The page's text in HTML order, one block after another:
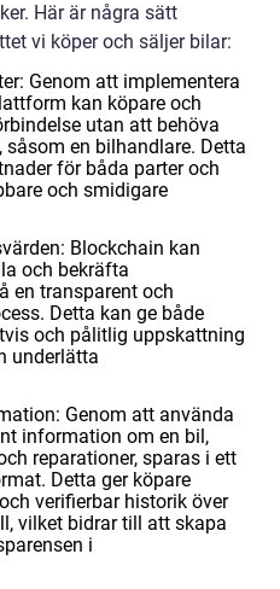
Här är några sätt
vi köper och säljer bilar:
Genom att implementera
kan köpare och
utan att behöva
en bilhandlare. Detta
för båda parter och
och smidigare
Blockchain kan
och bekräfta
en transparent och
Detta kan ge både
och pålitlig uppskattning
underlätta
Genom att använda
information om en bil,
reparationer, sparas i ett
Detta ger köpare
verifierbar historik över
vilket bidrar till att skapa
i